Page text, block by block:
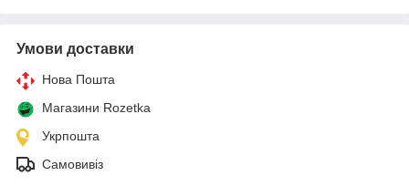
Умови доставки
Нова Пошта
Магазини Rozetka
Укрпошта
Самовивіз